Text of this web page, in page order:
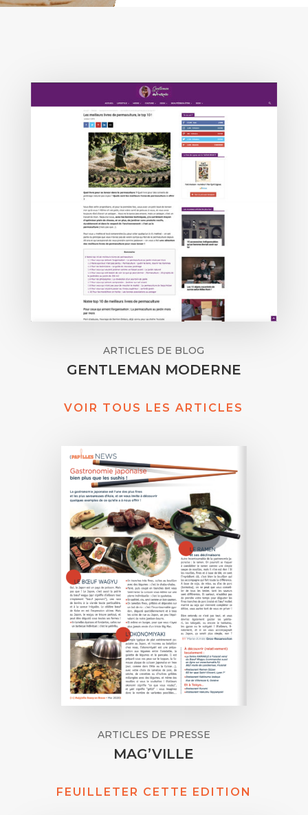
ARTICLES DE BLOG
GENTLEMAN MODERNE
VOIR TOUS LES ARTICLES
ARTICLES DE PRESSE
MAG’VILLE
FEUILLETER CETTE EDITION